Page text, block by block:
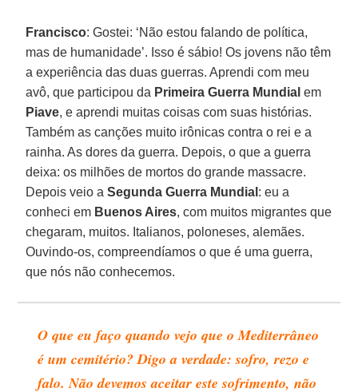
Francisco: Gostei: ‘Não estou falando de política,
mas de humanidade’. Isso é sábio! Os jovens não têm
a experiência das duas guerras. Aprendi com meu
avô, que participou da Primeira Guerra Mundial em
Piave, e aprendi muitas coisas com suas histórias.
Também as canções muito irônicas contra o rei e a
rainha. As dores da guerra. Depois, o que a guerra
deixa: os milhões de mortos do grande massacre.
Depois veio aSegunda Guerra Mundial : eu a
conheci em Buenos Aires, com muitos migrantes que
chegaram, muitos. Italianos, poloneses, alemães.
Ouvindo-os, compreendíamos o que é uma guerra,
que nós não conhecemos.
O que eu faço quando vejo que o Mediterrâneo
é um cemitério? Digo a verdade: sofro, rezo e
falo. Não devemos aceitar este sofrimento, não